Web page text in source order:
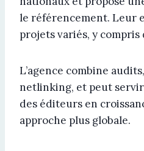
le référencement. Leur
projets variés, y compris
L’agence combine
netlinking, et peut
des éditeurs en
approche plus globale.